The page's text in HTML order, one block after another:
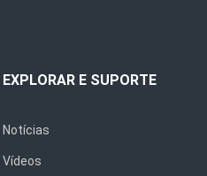
EXPLORAR E SUPORTE
Notícias
Vídeos